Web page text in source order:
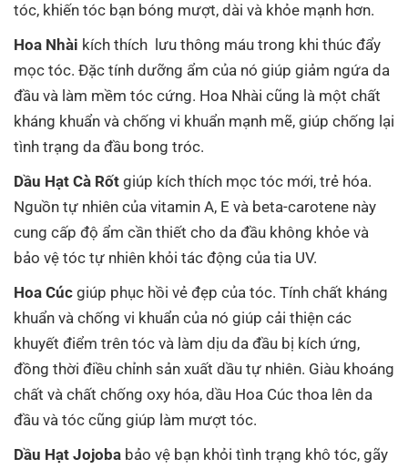
tóc, khiến tóc bạn bóng mượt, dài và khỏe mạnh hơn.
Hoa Nhài kích thích lưu thông máu trong khi thúc đẩy
mọc tóc. Đặc tính dưỡng ẩm của nó giúp giảm ngứa da
đầu và làm mềm tóc cứng. Hoa Nhài cũng là một chất
kháng khuẩn và chống vi khuẩn mạnh mẽ, giúp chống lại
tình trạng da đầu bong tróc.
Dầu Hạt Cà Rốt giúp kích thích mọc tóc mới, trẻ hóa.
Nguồn tự nhiên của vitamin A, E và beta-carotene này
cung cấp độ ẩm cần thiết cho da đầu không khỏe và
bảo vệ tóc tự nhiên khỏi tác động của tia UV.
Hoa Cúc giúp phục hồi vẻ đẹp của tóc. Tính chất kháng
khuẩn và chống vi khuẩn của nó giúp cải thiện các
khuyết điểm trên tóc và làm dịu da đầu bị kích ứng,
đồng thời điều chỉnh sản xuất dầu tự nhiên. Giàu khoáng
chất và chất chống oxy hóa, dầu Hoa Cúc thoa lên da
đầu và tóc cũng giúp làm mượt tóc.
Dầu Hạt Jojoba bảo vệ bạn khỏi tình trạng khô tóc, gãy